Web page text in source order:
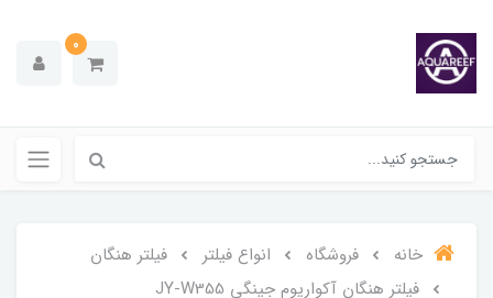
0
خانه فروشگاه انواع فیلتر
فیلتر هنگان
فیلتر هنگان آکواریوم جینگی JY-W355